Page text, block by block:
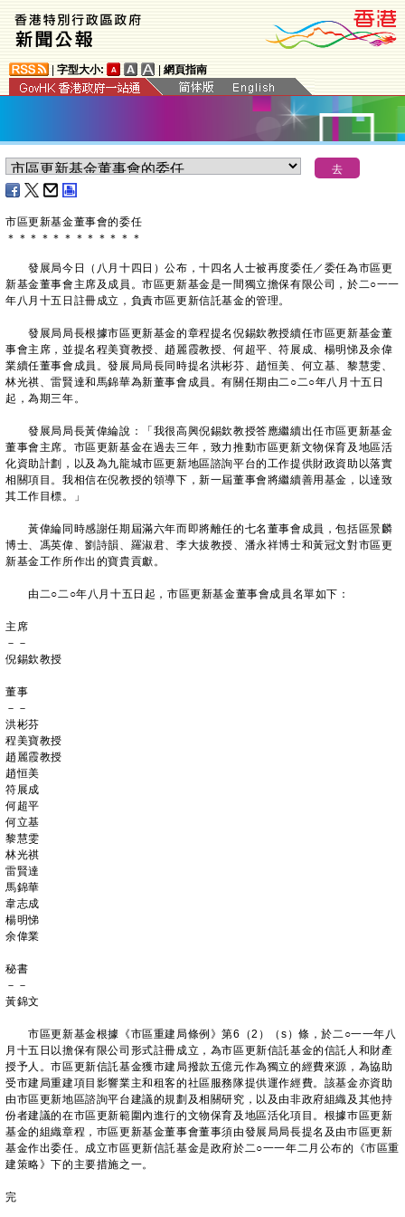
字型大小: 網頁指南
市區更新基金董事會的委任
＊ ＊ ＊ ＊ ＊ ＊ ＊ ＊ ＊ ＊ ＊ ＊
發展局今日（八月十四日）公布，十四名人士被再度委任／委任為市區更
新基金董事會主席及成員。市區更新基金是一間獨立擔保有限公司，於二○一一
年八月十五日註冊成立，負責市區更新信託基金的管理。
發展局局長根據市區更新基金的章程提名倪錫欽教授續任市區更新基金董
事會主席，並提名程美寶教授、趙麗霞教授、何超平、符展成、楊明悌及余偉
業續任董事會成員。發展局局長同時提名洪彬芬、趙恒美、何立基、黎慧雯、
林光祺、雷賢達和馬錦華為新董事會成員。有關任期由二○二○年八月十五日
起，為期三年。
發展局局長黃偉綸說：「我很高興倪錫欽教授答應繼續出任市區更新基金
董事會主席。市區更新基金在過去三年，致力推動市區更新文物保育及地區活
化資助計劃，以及為九龍城市區更新地區諮詢平台的工作提供財政資助以落實
相關項目。我相信在倪教授的領導下，新一屆董事會將繼續善用基金，以達致
其工作目標。」
黃偉綸同時感謝任期屆滿六年而即將離任的七名董事會成員，包括區景麟
博士、馮英偉、劉詩韻、羅淑君、李大拔教授、潘永祥博士和黃冠文對市區更
新基金工作所作出的寶貴貢獻。
由二○二○年八月十五日起，市區更新基金董事會成員名單如下：
主席
－－
倪錫欽教授
董事
－－
洪彬芬
程美寶教授
趙麗霞教授
趙恒美
符展成
何超平
何立基
黎慧雯
林光祺
雷賢達
馬錦華
韋志成
楊明悌
余偉業
秘書
－－
黃錦文
市區更新基金根據《市區重建局條例》第6（2）（s）條，於二○一一年八
月十五日以擔保有限公司形式註冊成立，為市區更新信託基金的信託人和財產
授予人。市區更新信託基金獲市建局撥款五億元作為獨立的經費來源，為協助
受市建局重建項目影響業主和租客的社區服務隊提供運作經費。該基金亦資助
由市區更新地區諮詢平台建議的規劃及相關研究，以及由非政府組織及其他持
份者建議的在市區更新範圍內進行的文物保育及地區活化項目。根據巿區更新
基金的組織章程，巿區更新基金董事會董事須由發展局局長提名及由巿區更新
基金作出委任。成立市區更新信託基金是政府於二○一一年二月公布的《市區重
建策略》下的主要措施之一。
完